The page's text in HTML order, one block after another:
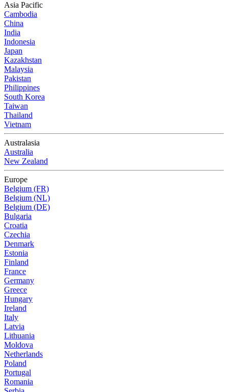
Asia Pacific
Cambodia
China
India
Indonesia
Japan
Kazakhstan
Malaysia
Pakistan
Philippines
South Korea
Taiwan
Thailand
Vietnam
Australasia
Australia
New Zealand
Europe
Belgium (FR)
Belgium (NL)
Belgium (DE)
Bulgaria
Croatia
Czechia
Denmark
Estonia
Finland
France
Germany
Greece
Hungary
Ireland
Italy
Latvia
Lithuania
Moldova
Netherlands
Poland
Portugal
Romania